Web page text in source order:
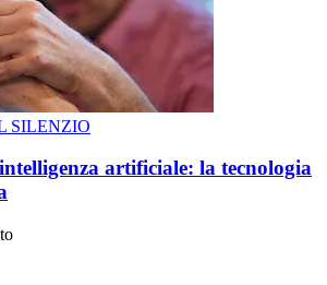
SILENZIO
artificiale: la tecnologia